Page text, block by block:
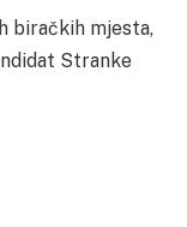
biračkih mjesta,
Stranke